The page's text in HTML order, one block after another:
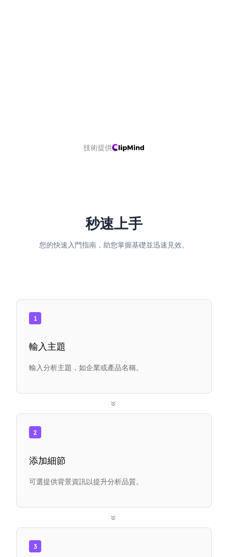
技術提供
秒速上手
您的快速入門指南，助您掌握基礎並迅速見效。
1
輸入主題
輸入分析主題，如企業或產品名稱。
»
2
添加細節
可選提供背景資訊以提升分析品質。
»
3